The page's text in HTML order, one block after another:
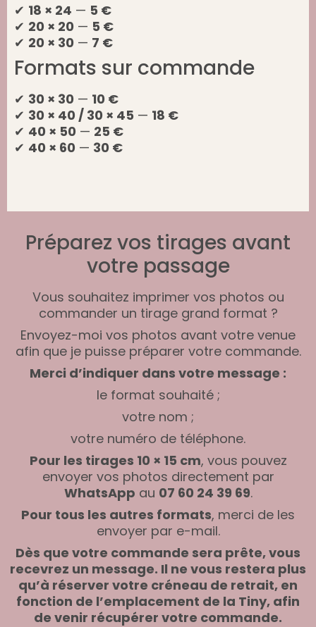
✔ 18 × 24 — 5 €
✔ 20 × 20 — 5 €
✔ 20 × 30 — 7 €
Formats sur commande
✔ 30 × 30 — 10 €
✔ 30 × 40 / 30 × 45 — 18 €
✔ 40 × 50 — 25 €
✔ 40 × 60 — 30 €
Préparez vos tirages avant
votre passage
Vous souhaitez imprimer vos photos ou
commander un tirage grand format ?
Envoyez-moi vos photos avant votre venue
afin que je puisse préparer votre commande.
Merci d’indiquer dans votre message :
le format souhaité ;
votre nom ;
votre numéro de téléphone.
Pour les tirages 10 × 15 cm, vous pouvez
envoyer vos photos directement par
WhatsApp au 07 60 24 39 69.
Pour tous les autres formats, merci de les
envoyer par e-mail.
Dès que votre commande sera prête, vous
recevrez un message. Il ne vous restera plus
qu’à réserver votre créneau de retrait, en
fonction de l’emplacement de la Tiny, afin
de venir récupérer votre commande.